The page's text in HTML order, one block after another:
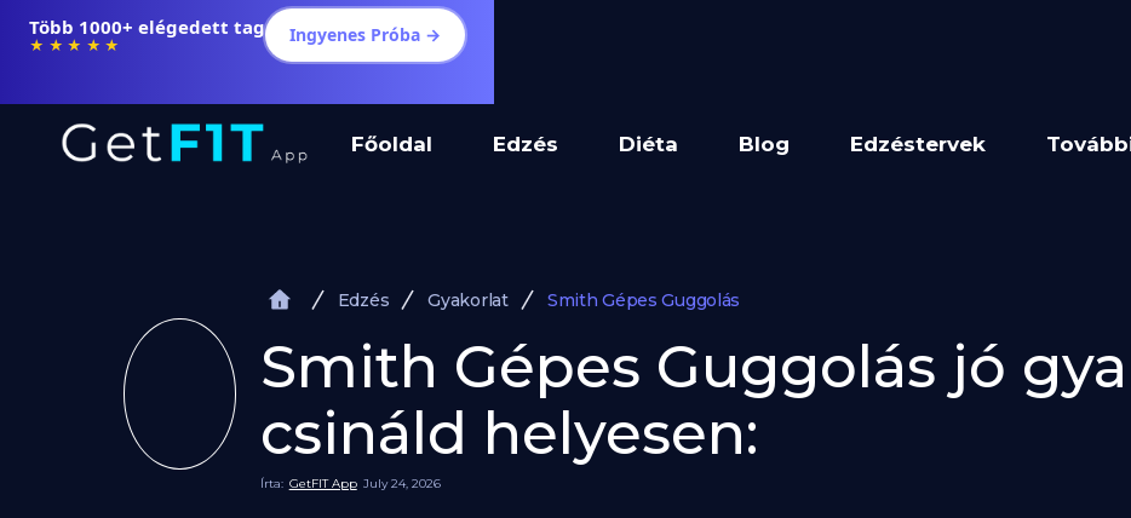
Több 1000+ elégedett tag
★★★★★ Ingyenes Próba →
Főoldal Edzés Diéta Blog Edzéstervek
Edzés Gyakorlat Smith Gépes Guggolás
Smith Gépes Guggolás jó
csináld helyesen:
Írta: GetFIT App July 24, 2026